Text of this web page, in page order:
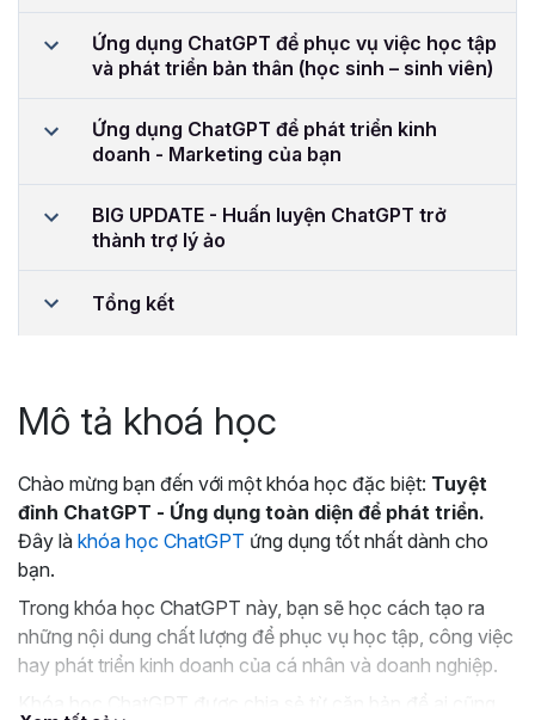
Ứng dụng ChatGPT để phục vụ việc học tập
và phát triển bản thân (học sinh – sinh viên)
Ứng dụng ChatGPT để phát triển kinh
doanh - Marketing của bạn
BIG UPDATE - Huấn luyện ChatGPT trở
thành trợ lý ảo
Tổng kết
Mô tả khoá học
Chào mừng bạn đến với một khóa học đặc biệt: Tuyệt
đỉnh ChatGPT - Ứng dụng toàn diện để phát triển.
Đây là khóa học ChatGPT ứng dụng tốt nhất dành cho
bạn.
Trong khóa học ChatGPT này, bạn sẽ học cách tạo ra
những nội dung chất lượng để phục vụ học tập, công việc
hay phát triển kinh doanh của cá nhân và doanh nghiệp.